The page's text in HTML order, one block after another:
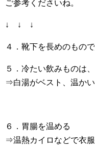
ご参考くださいね。
↓ ↓ ↓
４．靴下を長めのもの
５．冷たい飲みものは
⇒白湯がベスト、温か
６．胃腸を温める
⇒温熱カイロなどで衣